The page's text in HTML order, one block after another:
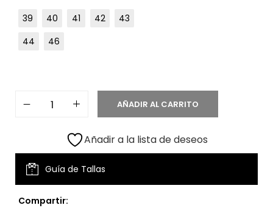
39
40 41 42
43
44
46
AÑADIR AL CARRITO
Añadir a la lista de deseos
Guía de Tallas
Compartir: